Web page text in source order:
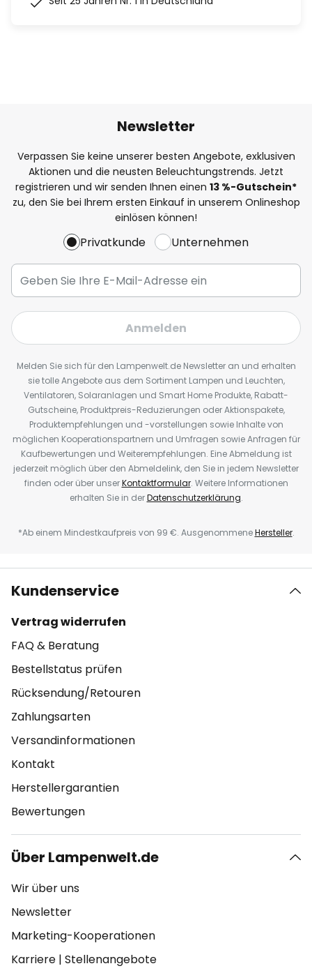
Newsletter
Verpassen Sie keine unserer besten Angebote, exklusiven
Aktionen und die neusten Beleuchtungstrends. Jetzt
registrieren und wir senden Ihnen einen 13 %-Gutschein*
zu, den Sie bei Ihrem ersten Einkauf in unserem Onlineshop
einlösen können!
Privatkunde Unternehmen
Anmelden
Melden Sie sich für den Lampenwelt.de Newsletter an und erhalten
sie tolle Angebote aus dem Sortiment Lampen und Leuchten,
Ventilatoren, Solaranlagen und Smart Home Produkte, Rabatt-
Gutscheine, Produktpreis-Reduzierungen oder Aktionspakete,
Produktempfehlungen und -vorstellungen sowie Inhalte von
möglichen Kooperationspartnern und Umfragen sowie Anfragen für
Kaufbewertungen und Weiterempfehlungen. Eine Abmeldung ist
jederzeit möglich über den Abmeldelink, den Sie in jedem Newsletter
finden oder über unserKontaktformular. Weitere Informationen
erhalten Sie in derDatenschutzerklärung.
*Ab einem Mindestkaufpreis von 99 €. AusgenommeneHersteller.
Kundenservice
Vertrag widerrufen
FAQ & Beratung
Bestellstatus prüfen
Rücksendung/Retouren
Zahlungsarten
Versandinformationen
Kontakt
Herstellergarantien
Bewertungen
Über Lampenwelt.de
Wir über uns
Newsletter
Marketing-Kooperationen
Karriere | Stellenangebote